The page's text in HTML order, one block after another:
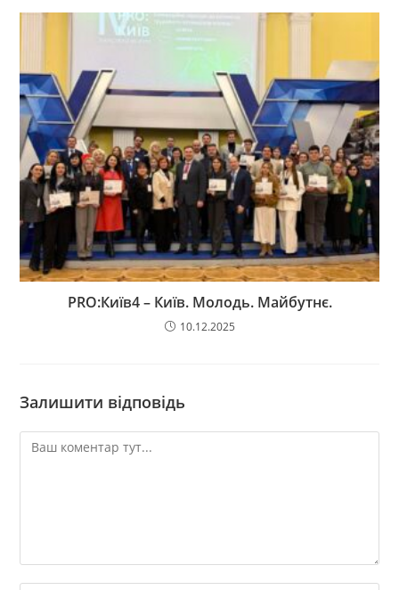
PRO:Київ4 – Київ. Молодь. Майбутнє.
10.12.2025
Залишити відповідь